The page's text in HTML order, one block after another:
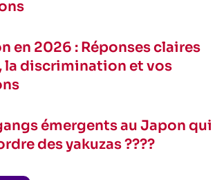
en 2026 : Réponses claires
la discrimination et vos
émergents au Japon qui
des yakuzas ????